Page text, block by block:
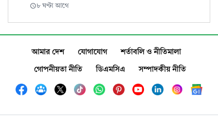
৮ ঘণ্টা আগে
আমার দেশ যোগাযোগ
শর্তাবলি ও নীতিমালা
গোপনীয়তা নীতি
ডিএমসিএ সম্পাদকীয় নীতি